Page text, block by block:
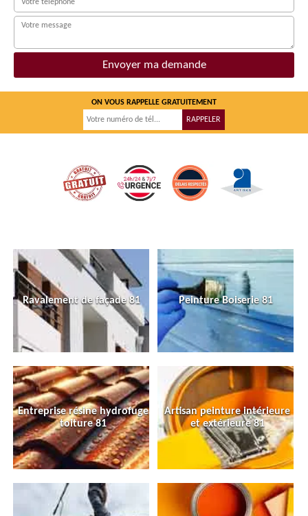
ON VOUS RAPPELLE GRATUITEMENT
Ravalement de façade 81 Peinture Boiserie 81
Entreprise résine hydrofuge
toiture 81
Artisan peinture intérieure
et extérieure 81